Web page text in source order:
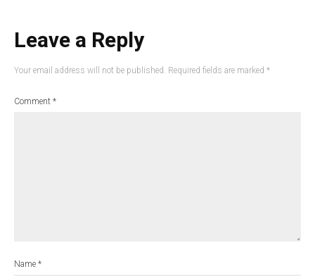
Leave a Reply
Your email address will not be published. Required fields are marked *
Comment *
Name *